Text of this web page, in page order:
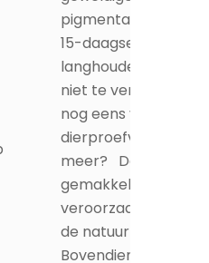
langhoudende
niet te vergeten, het
nog eens
dierproefvrij! Wat
meer? Deze gel is
gemakkelijk te
veroorzaakt geen
de natuurlijke nagel.
Bovendien is deze
zowel UV- als LED
Geweldig toch?!